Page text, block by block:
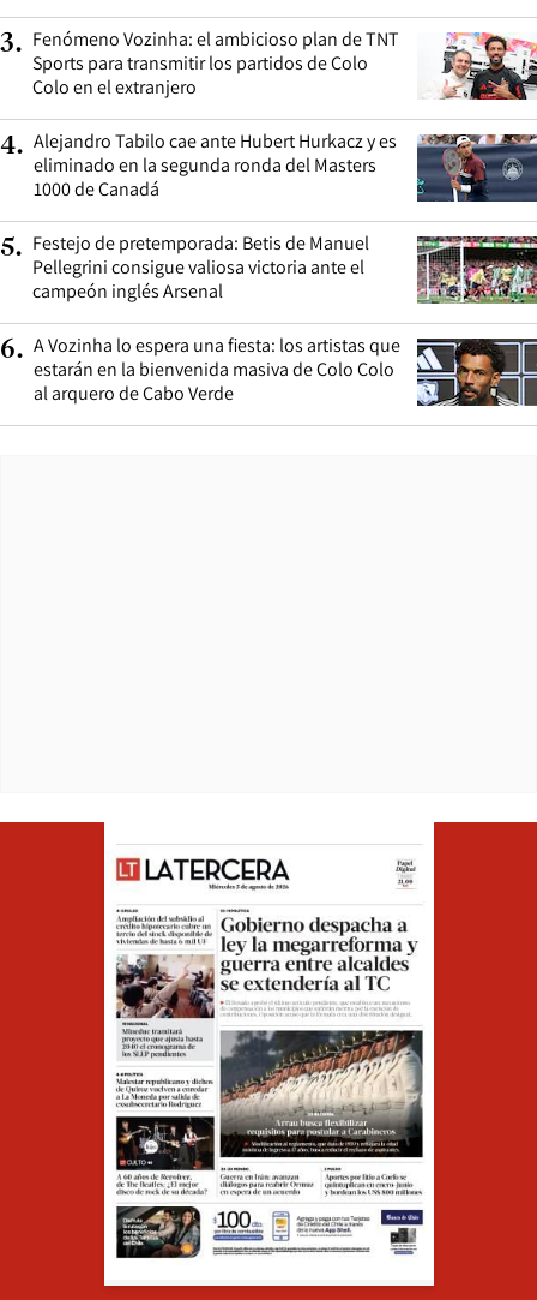
3. Fenómeno Vozinha: el ambicioso plan de TNT
Sports para transmitir los partidos de Colo
Colo en el extranjero
4. Alejandro Tabilo cae ante Hubert Hurkacz y es
eliminado en la segunda ronda del Masters
1000 de Canadá
5. Festejo de pretemporada: Betis de Manuel
Pellegrini consigue valiosa victoria ante el
campeón inglés Arsenal
6. A Vozinha lo espera una fiesta: los artistas que
estarán en la bienvenida masiva de Colo Colo
al arquero de Cabo Verde